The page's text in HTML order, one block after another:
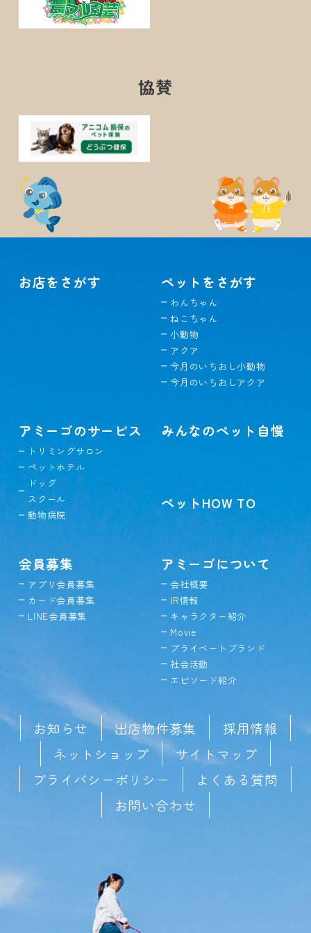
協賛
お店をさがす ペットをさがす
わんちゃん
ねこちゃん
小動物
アクア
今月のいちおし小動物
今月のいちおしアクア
アミーゴのサービス
トリミングサロン
ペットホテル
ドッグ
スクール
動物病院
みんなのペット自慢
ペットHOW TO
会員募集
アプリ会員募集
カード会員募集
LINE会員募集
アミーゴについて
会社概要
IR情報
キャラクター紹介
Movie
プライベートブランド
社会活動
エピソード紹介
お知らせ 出店物件募集
採用情報
ネットショップ
サイトマップ
プライバシーポリシー
よくある質問
お問い合わせ